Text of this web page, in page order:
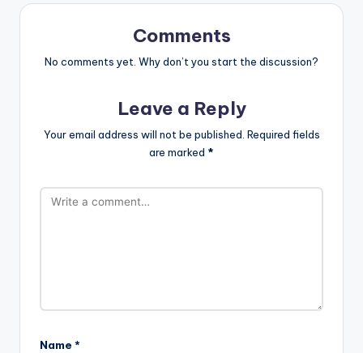
Comments
No comments yet. Why don’t you start the discussion?
Leave a Reply
Your email address will not be published. Required fields
are marked *
Name *